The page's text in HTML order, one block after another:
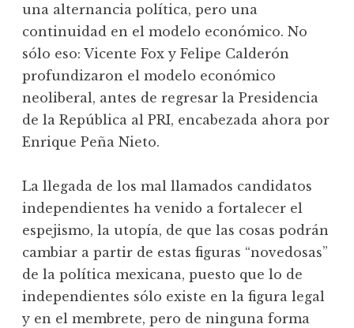
una alternancia política, pero una
continuidad en el modelo económico. No
sólo eso: Vicente Fox y Felipe Calderón
profundizaron el modelo económico
neoliberal, antes de regresar la Presidencia
de la República al PRI, encabezada ahora por
Enrique Peña Nieto.
La llegada de los mal llamados candidatos
independientes ha venido a fortalecer el
espejismo, la utopía, de que las cosas podrán
cambiar a partir de estas figuras “novedosas”
de la política mexicana, puesto que lo de
independientes sólo existe en la figura legal
y en el membrete, pero de ninguna forma